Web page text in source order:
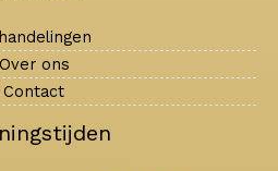
Over ons
Contact